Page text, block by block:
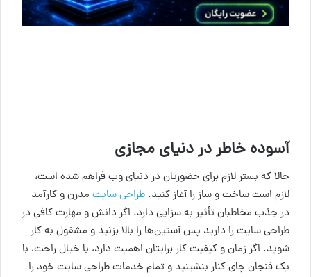
آسوده خاطر در دنیای مجازی
حالا که بستر لازم برای حضورتان در دنیای وب فراهم شده است،
لازم است ساخت و ساز را آغاز کنید. طراحی سایت مدرن و کارآمد
در جذب مخاطبان تأثیر به سزایی دارد. اگر دانش و مهارت کافی در
طراحی سایت را دارید پس آستین‌ها را بالا بزنید و مشغول به کار
شوید. اگر زمان و کیفیت کار برایتان اهمیت دارد، با خیال راحت، با
یک فنجان چای کنار بنشینید و تمام خدمات طراحی سایت خود را